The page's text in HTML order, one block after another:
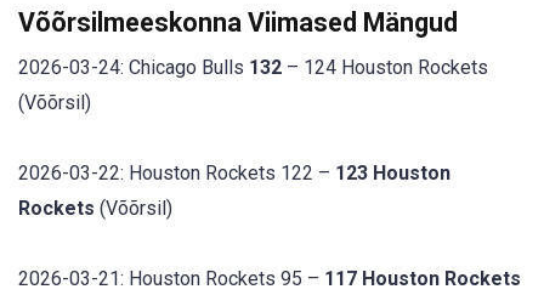
Võõrsilmeeskonna Viimased Mängud
2026-03-24: Chicago Bulls 132 – 124 Houston Rockets
(Võõrsil)
2026-03-22: Houston Rockets 122 – 123 Houston
Rockets (Võõrsil)
2026-03-21: Houston Rockets 95 – 117 Houston Rockets